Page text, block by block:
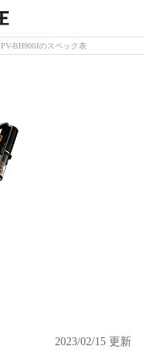
PV-BH900Jのスペック表
2023/02/15 更新